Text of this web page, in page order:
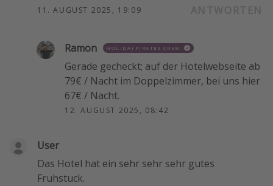
11. AUGUST 2025, 19:09
Ramon HOLIDAYPIRATES CREW
Gerade gecheckt; auf der Hotelwebseite ab
79€ / Nacht im Doppelzimmer, bei uns hier
67€ / Nacht.
12. AUGUST 2025, 08:42
User
Das Hotel hat ein sehr sehr sehr gutes
Fruhstuck.